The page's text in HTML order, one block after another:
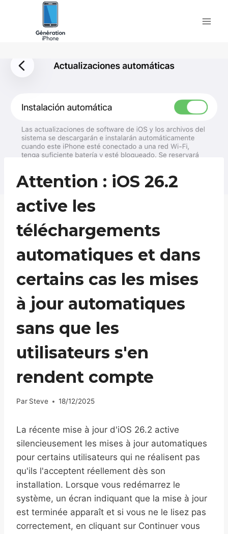
Attention : iOS 26.2
active les
téléchargements
automatiques et dans
certains cas les mises
à jour automatiques
sans que les
utilisateurs s'en
rendent compte
Par Steve 18/12/2025
La récente mise à jour d'iOS 26.2 active
silencieusement les mises à jour automatiques
pour certains utilisateurs qui ne réalisent pas
qu'ils l'acceptent réellement dès son
installation. Lorsque vous redémarrez le
système, un écran indiquant que la mise à jour
est terminée apparaît et si vous ne le lisez pas
correctement, en cliquant sur Continuer vous